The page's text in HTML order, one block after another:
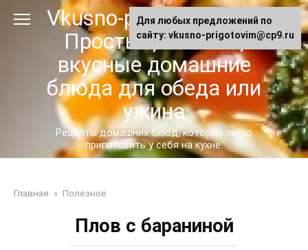
Vkusno-prigotovim.ru -
Простые, сытные,
вкусные домашние
блюда для обеда или
ужина
Рецепты домашних блюд, которые легко
приготовить у себя на кухне.
Главная » Полезное
Плов с бараниной
Для любых предложений по
сайту: vkusno-prigotovim@cp9.ru